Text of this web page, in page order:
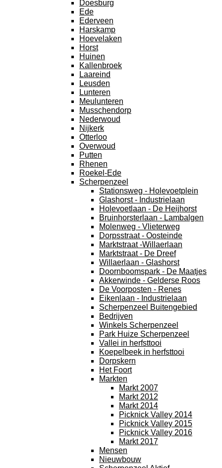
Doesburg
Ede
Ederveen
Harskamp
Hoevelaken
Horst
Huinen
Kallenbroek
Laareind
Leusden
Lunteren
Meulunteren
Musschendorp
Nederwoud
Nijkerk
Otterloo
Overwoud
Putten
Rhenen
Roekel-Ede
Scherpenzeel
Stationsweg - Holevoetplein
Glashorst - Industrielaan
Holevoetlaan - De Heijhorst
Bruinhorsterlaan - Lambalgen
Molenweg - Vlieterweg
Dorpsstraat - Oosteinde
Marktstraat -Willaerlaan
Marktstraat - De Dreef
Willaerlaan - Glashorst
Doornboomspark - De Maatjes
Akkerwinde - Gelderse Roos
De Voorposten - Renes
Eikenlaan - Industrielaan
Scherpenzeel Buitengebied
Bedrijven
Winkels Scherpenzeel
Park Huize Scherpenzeel
Vallei in herfsttooi
Koepelbeek in herfsttooi
Dorpskern
Het Foort
Markten
Markt 2007
Markt 2012
Markt 2014
Picknick Valley 2014
Picknick Valley 2015
Picknick Valley 2016
Markt 2017
Mensen
Nieuwbouw